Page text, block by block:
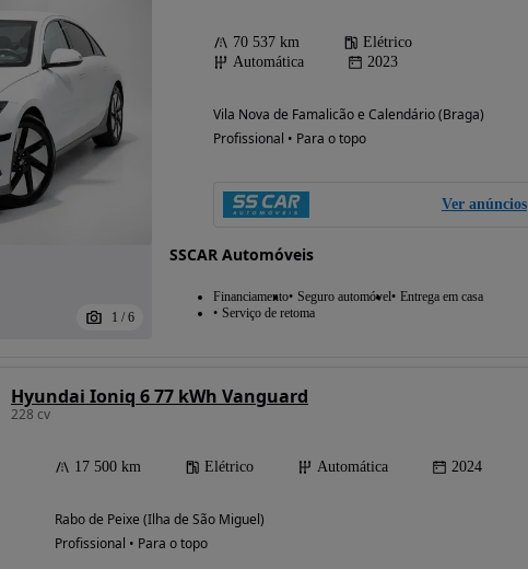
1 / 6
70 537 km
Elétrico
Automática
2023
Vila Nova de Famalicão e Calendário (Braga)
Profissional • Para o topo
Ver anúncios
SSCAR Automóveis
Financiamento Seguro automóvel Entrega em casa
Serviço de retoma
Hyundai Ioniq 6 77 kWh Vanguard
228 cv
17 500 km Elétrico Automática 2024
Rabo de Peixe (Ilha de São Miguel)
Profissional • Para o topo